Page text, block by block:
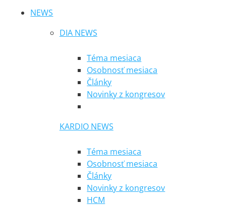
NEWS
DIA NEWS
Téma mesiaca
Osobnosť mesiaca
Články
Novinky z kongresov
KARDIO NEWS
Téma mesiaca
Osobnosť mesiaca
Články
Novinky z kongresov
HCM